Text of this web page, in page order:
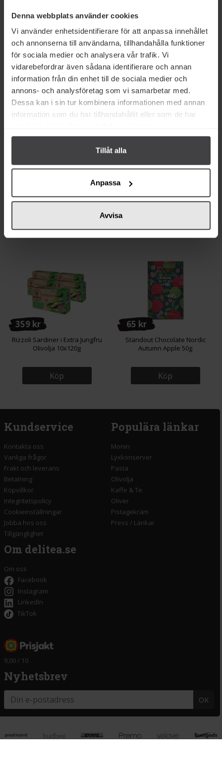
Denna webbplats använder cookies
Vi använder enhetsidentifierare för att anpassa innehållet
och annonserna till användarna, tillhandahålla funktioner
för sociala medier och analysera vår trafik. Vi
vidarebefordrar även sådana identifierare och annan
information från din enhet till de sociala medier och
annons- och analysföretag som vi samarbetar med.
Dessa kan i sin tur kombinera informationen med annan
information som du har tillhandahållit eller som de har
Tillåt alla
Anpassa
Avvisa
MUDDUS Hjortronsylt 110g
Köp
Anko Gazpacho Ekologisk
Köp
35 kr
Nyhet
Pizzolato Organic Rosé 200ml
25 kr
359 kr
Rizzoli Sardiner i Extra Jungfru
Olivolja 10x120g
Köp
65 kr
Standout Chocolate Nordic
Autumn Apple 50g
Köp
Kundservice
Kontakta oss
Vanliga frågor
Frakt och leverans
Betalning
Köpvillkor
Integritetspolicy
Cookieinställningar
Jobba hos oss
Tillgänglighet
Populära länkar
Monin
Lyxkonserver
Pasta
Olivolja
Kaffe & Te
Oliver
Pistagekräm
Press / Länkar
Om delitea.se
Om oss
Facebook
Instagram
LinkedIn
TikTok
9,00 / 10
Nyhetsbrev
OK